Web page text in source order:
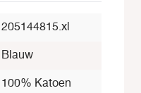
205144815.xl
Blauw
100% Katoen